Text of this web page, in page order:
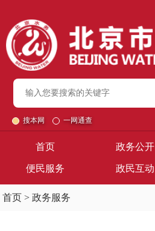
搜本网 一网通查
首页 政务公开
便民服务 政民互动
首页 >政务服务